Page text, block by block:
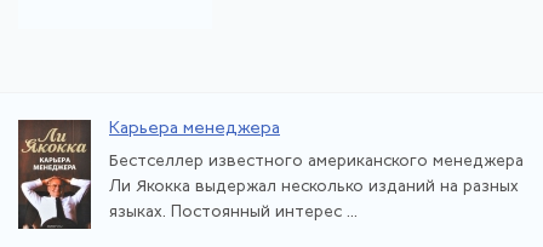
Карьера менеджера
Бестселлер известного американского менеджера
Ли Якокка выдержал несколько изданий на разных
языках. Постоянный интерес ...